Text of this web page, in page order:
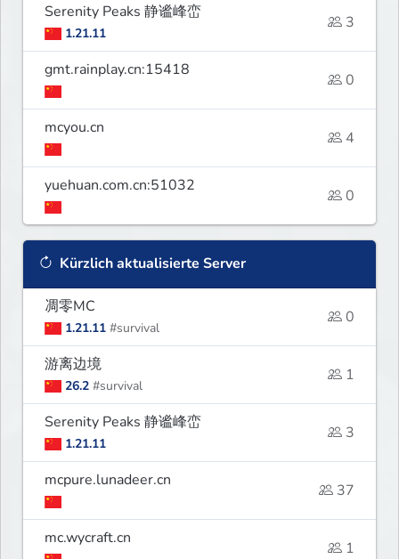
Serenity Peaks 静谧峰峦
1.21.11
3
gmt.rainplay.cn:15418
0
mcyou.cn
4
yuehuan.com.cn:51032
0
Kürzlich aktualisierte Server
凋零MC
1.21.11 #survival
0
游离边境
26.2 #survival
1
Serenity Peaks 静谧峰峦
1.21.11
3
mcpure.lunadeer.cn
37
mc.wycraft.cn
1